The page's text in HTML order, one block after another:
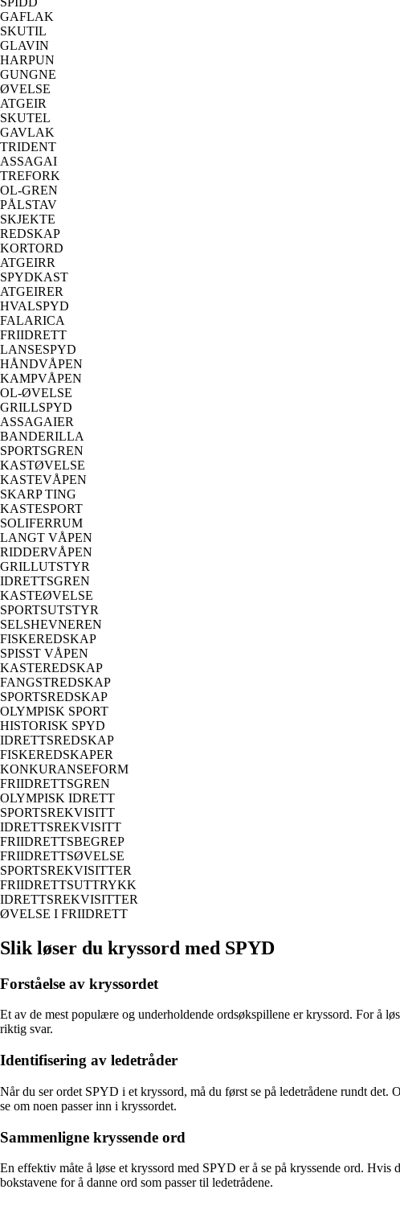
GAFLAK
SKUTIL
GLAVIN
HARPUN
GUNGNE
ØVELSE
ATGEIR
SKUTEL
GAVLAK
TRIDENT
ASSAGAI
TREFORK
OL-GREN
PÅLSTAV
SKJEKTE
REDSKAP
KORTORD
ATGEIRR
SPYDKAST
ATGEIRER
HVALSPYD
FALARICA
FRIIDRETT
LANSESPYD
HÅNDVÅPEN
KAMPVÅPEN
OL-ØVELSE
GRILLSPYD
ASSAGAIER
BANDERILLA
SPORTSGREN
KASTØVELSE
KASTEVÅPEN
SKARP TING
KASTESPORT
SOLIFERRUM
LANGT VÅPEN
RIDDERVÅPEN
GRILLUTSTYR
IDRETTSGREN
KASTEØVELSE
SPORTSUTSTYR
SELSHEVNEREN
FISKEREDSKAP
SPISST VÅPEN
KASTEREDSKAP
FANGSTREDSKAP
SPORTSREDSKAP
OLYMPISK SPORT
HISTORISK SPYD
IDRETTSREDSKAP
FISKEREDSKAPER
KONKURANSEFORM
FRIIDRETTSGREN
OLYMPISK IDRETT
SPORTSREKVISITT
IDRETTSREKVISITT
FRIIDRETTSBEGREP
FRIIDRETTSØVELSE
SPORTSREKVISITTER
FRIIDRETTSUTTRYKK
IDRETTSREKVISITTER
ØVELSE I FRIIDRETT
Slik løser du kryssord med SPYD
Forståelse av kryssordet
Et av de mest populære og underholdende ordsøkspillene er kryssord. For å
riktig svar.
Identifisering av ledetråder
Når du ser ordet SPYD i et kryssord, må du først se på ledetrådene rundt
se om noen passer inn i kryssordet.
Sammenligne kryssende ord
En effektiv måte å løse et kryssord med SPYD er å se på kryssende ord.
bokstavene for å danne ord som passer til ledetrådene.